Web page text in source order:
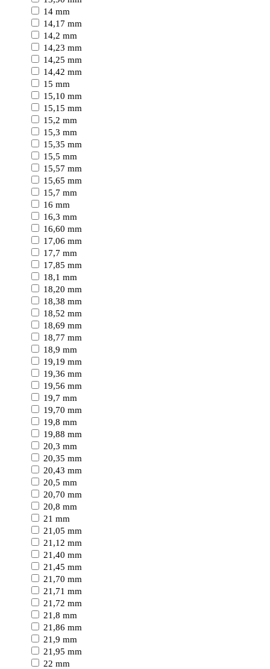
14 mm
14,17 mm
14,2 mm
14,23 mm
14,25 mm
14,42 mm
15 mm
15,10 mm
15,15 mm
15,2 mm
15,3 mm
15,35 mm
15,5 mm
15,57 mm
15,65 mm
15,7 mm
16 mm
16,3 mm
16,60 mm
17,06 mm
17,7 mm
17,85 mm
18,1 mm
18,20 mm
18,38 mm
18,52 mm
18,69 mm
18,77 mm
18,9 mm
19,19 mm
19,36 mm
19,56 mm
19,7 mm
19,70 mm
19,8 mm
19,88 mm
20,3 mm
20,35 mm
20,43 mm
20,5 mm
20,70 mm
20,8 mm
21 mm
21,05 mm
21,12 mm
21,40 mm
21,45 mm
21,70 mm
21,71 mm
21,72 mm
21,8 mm
21,86 mm
21,9 mm
21,95 mm
22 mm